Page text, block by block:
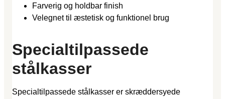
Farverig og holdbar finish
Velegnet til æstetisk og funktionel brug
Specialtilpassede
stålkasser
Specialtilpassede stålkasser er skræddersyede